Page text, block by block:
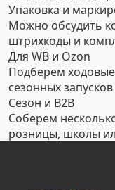
Упаковка и
Можно обсудить
штрихкоды и
Для WB и Ozon
Подберем ходовые
сезонных
Сезон и B2B
Соберем
розницы, школы